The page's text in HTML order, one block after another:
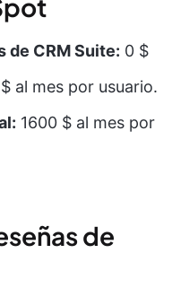
de CRM Suite: 0 $
al mes por usuario.
1600 $ al mes por
de